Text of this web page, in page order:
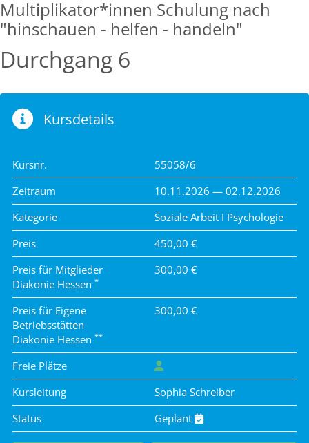
Multiplikator*innen Schulung nach
"hinschauen - helfen - handeln"
Durchgang 6
Kursdetails
Kursnr.
55058/6
Zeitraum
10.11.2026 — 02.12.2026
Kategorie
Soziale Arbeit I Psychologie
Preis
450,00 €
Preis für Mitglieder
Diakonie Hessen *
300,00 €
Preis für Eigene
Betriebsstätten
Diakonie Hessen **
300,00 €
Freie Plätze
Kursleitung
Sophia Schreiber
Status
Geplant